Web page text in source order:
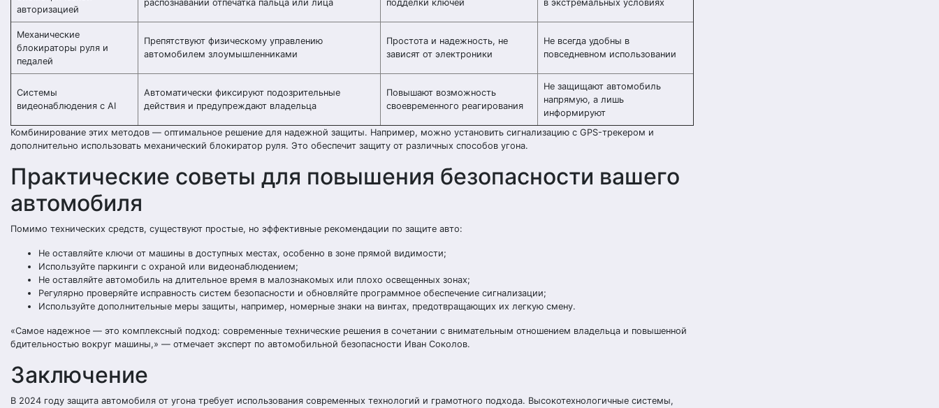
авторизацией
распознавании отпечатка пальца или лица
подделки ключей
в экстремальных условиях
Механические
блокираторы руля и
педалей
Препятствуют физическому управлению
автомобилем злоумышленниками
Простота и надежность, не
зависят от электроники
Не всегда удобны в
повседневном использовании
Системы
видеонаблюдения с AI
Автоматически фиксируют подозрительные
действия и предупреждают владельца
Повышают возможность
своевременного реагирования
Не защищают автомобиль
напрямую, а лишь
информируют
Комбинирование этих методов — оптимальное решение для надежной защиты. Например, можно установить сигнализацию с GPS-трекером и
дополнительно использовать механический блокиратор руля. Это обеспечит защиту от различных способов угона.
Практические советы для повышения безопасности вашего
автомобиля
Помимо технических средств, существуют простые, но эффективные рекомендации по защите авто:
Не оставляйте ключи от машины в доступных местах, особенно в зоне прямой видимости;
Используйте паркинги с охраной или видеонаблюдением;
Не оставляйте автомобиль на длительное время в малознакомых или плохо освещенных зонах;
Регулярно проверяйте исправность систем безопасности и обновляйте программное обеспечение сигнализации;
Используйте дополнительные меры защиты, например, номерные знаки на винтах, предотвращающих их легкую смену.
«Самое надежное — это комплексный подход: современные технические решения в сочетании с внимательным отношением владельца и повышенной
бдительностью вокруг машины,» — отмечает эксперт по автомобильной безопасности Иван Соколов.
Заключение
В 2024 году защита автомобиля от угона требует использования современных технологий и грамотного подхода. Высокотехнологичные системы,